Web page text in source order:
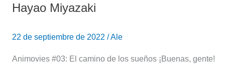
Hayao Miyazaki
22 de septiembre de 2022 /Ale
Animovies #03: El camino de los sueños ¡Buenas, gente!